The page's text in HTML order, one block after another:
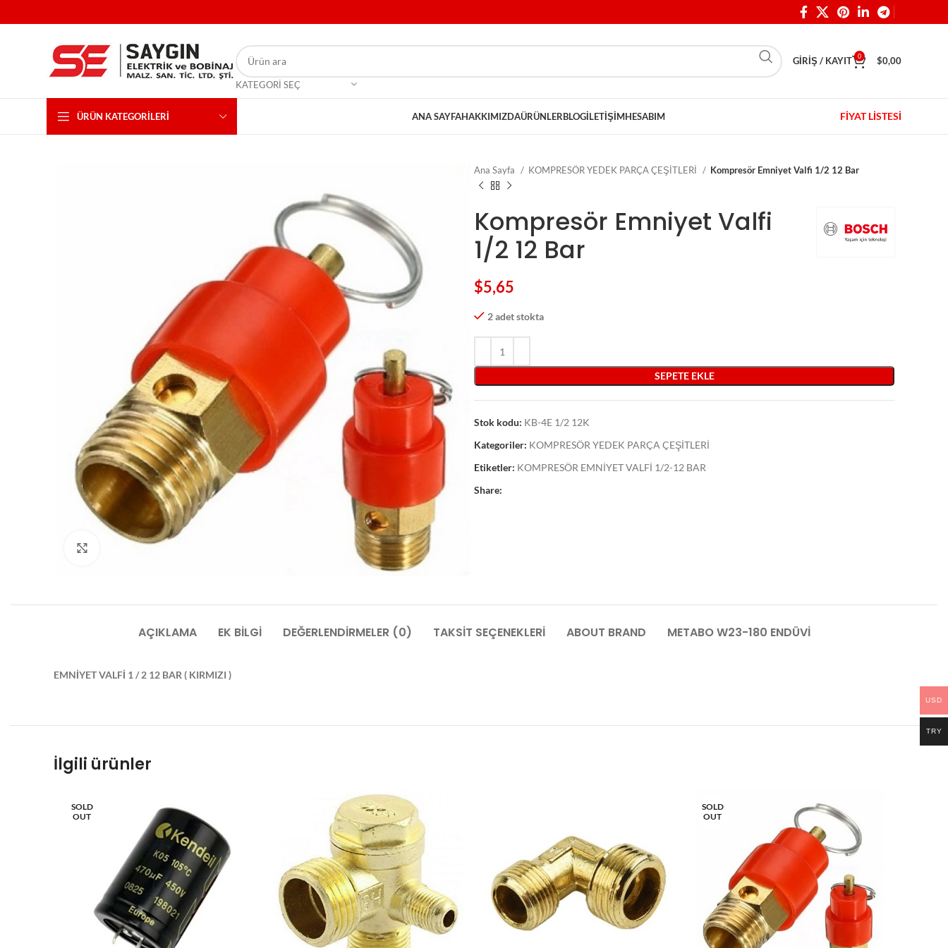
KATEGORI SEÇ
GIRIŞ / KAYIT 0 $0,00
ÜRÜN KATEGORILERI ANA SAYFAHAKKIMIZDAÜRÜNLERBLOGİLETIŞIMHESABIM FİYAT LİSTESİ
Click to enlarge
Ana Sayfa KOMPRESÖR YEDEK PARÇA ÇEŞİTLERİ Kompresör Emniyet Valfi 1/2 12 Bar
Kompresör Emniyet Valfi
1/2 12 Bar
$5,65
2 adet stokta
SEPETE EKLE
Stok kodu: KB-4E 1/2 12K
Kategoriler: KOMPRESÖR YEDEK PARÇA ÇEŞİTLERİ
Etiketler: KOMPRESÖR EMNİYET VALFİ 1/2-12 BAR
Share:
AÇIKLAMA EK BILGI DEĞERLENDIRMELER (0) TAKSIT SEÇENEKLERI ABOUT BRAND METABO W23-180 ENDÜVİ
EMNİYET VALFİ 1 / 2 12 BAR ( KIRMIZI )
İlgili ürünler
SOLD
OUT
SOLD
OUT
USD
TRY